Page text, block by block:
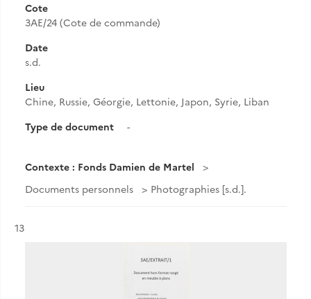
Cote
3AE/24 (Cote de commande)
Date
s.d.
Lieu
Chine, Russie, Géorgie, Lettonie, Japon, Syrie, Liban
Type de document
-
Contexte : Fonds Damien de Martel
Documents personnels
Photographies [s.d.].
Résultat n°
13